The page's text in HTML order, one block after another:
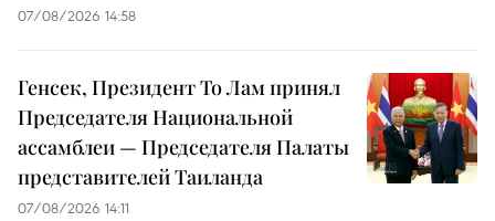
07/08/2026 14:58
Генсек, Президент То Лам принял
Председателя Национальной
ассамблеи — Председателя Палаты
представителей Таиланда
07/08/2026 14:11